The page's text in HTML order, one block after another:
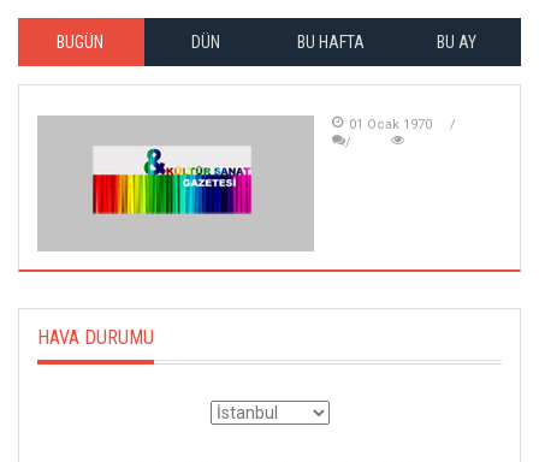
BUGÜN DÜN BU HAFTA BU AY
01 Ocak 1970
HAVA DURUMU